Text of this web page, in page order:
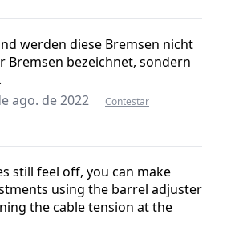
werden diese Bremsen nicht
Bremsen bezeichnet, sondern
ago. de 2022
Contestar
still feel off, you can make
using the barrel adjuster
the cable tension at the